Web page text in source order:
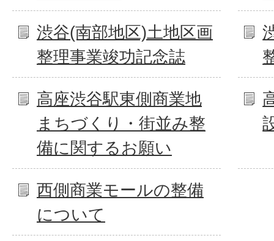
渋谷(南部地区)土地区画
整理事業竣功記念誌
高座渋谷駅東側商業地
まちづくり・街並み整
備に関するお願い
西側商業モールの整備
について